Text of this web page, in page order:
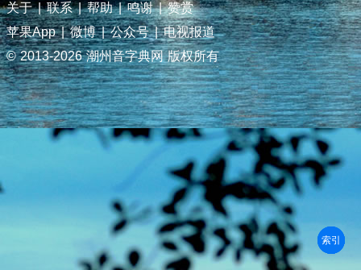
关于 | 联系 | 帮助 | 鸣谢 | 赞赏
苹果App | 微博 | 公众号 | 电视报道
© 2013-2026 潮州音字典网 版权所有
部首
笔划
拼音
潮拼